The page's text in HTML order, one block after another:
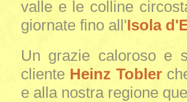
valle e le colline
giornate fino all'Isola
Un grazie caloroso e
cliente Heinz Tobler
e alla nostra regione